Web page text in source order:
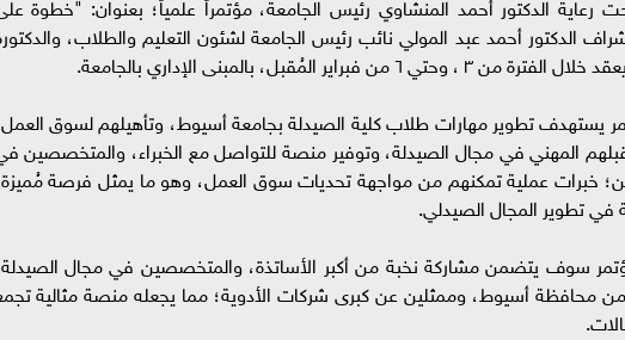
الدكتور أحمد عبد المولي نائب رئيس الجامعة لشئون التعليم والطلاب،
المُقبل، بالمبنى الإداري بالجامعة.
يستهدف تطوير مهارات طلاب كلية الصيدلة بجامعة أسيوط، وتأهيلهم لسوق
المهني في مجال الصيدلة، وتوفير منصة للتواصل مع الخبراء، والمتخصصين
خبرات عملية تمكنهم من مواجهة تحديات سوق العمل، وهو ما يمثل فرصة
في تطوير المجال الصيدلي.
سوف يتضمن مشاركة نخبة من أكبر الأساتذة، والمتخصصين في مجال
محافظة أسيوط، وممثلين عن كبرى شركات الأدوية؛ مما يجعله منصة مثالية